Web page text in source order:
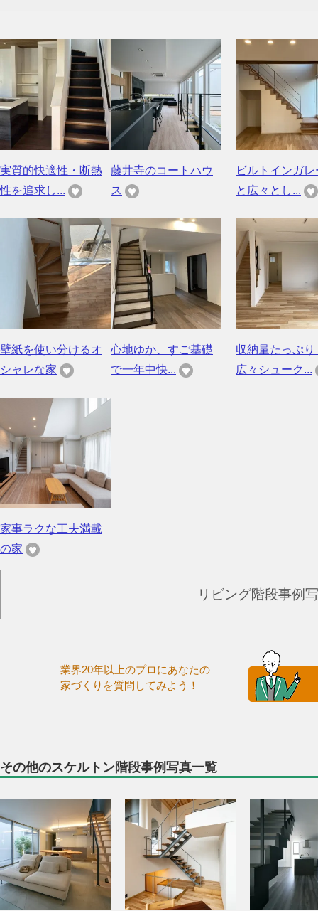
実質的快適性・断熱
性を追求し...
藤井寺のコートハウ
ス
ビルトインガレ
と広々とし...
壁紙を使い分けるオ
シャレな家
心地ゆか、すご基礎
で一年中快...
収納量たっぷり
広々シューク...
家事ラクな工夫満載
の家
リビング階段事例
業界20年以上のプロにあなたの
家づくりを質問してみよう！
その他のスケルトン階段事例写真一覧